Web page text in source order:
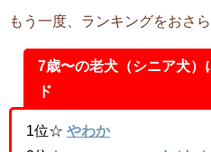
もう一度、ランキングをおさ
7歳〜の老犬（シニア犬）
ド
1位☆ やわか